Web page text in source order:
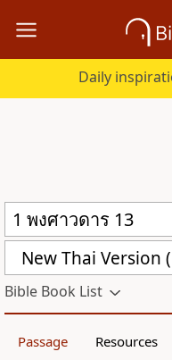
Daily
New Thai Version
Bible Book List
Passage Resources